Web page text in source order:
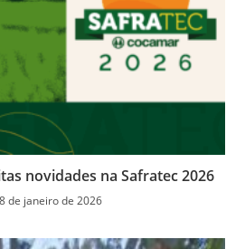
novidades na Safratec 2026
8 de janeiro de 2026